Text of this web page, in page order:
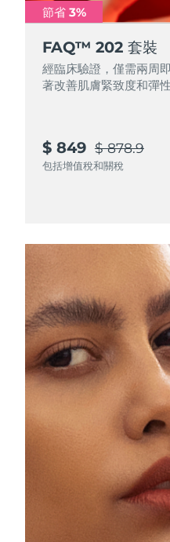
節省 3%
FAQ™ 202 套裝
經臨床驗證，僅需兩周
著改善肌膚緊致度和彈性
$ 849 $ 878.9
包括增值稅和關稅
中國澳門特別行政區
馬來西亞
馬爾他
摩納哥
紐西蘭
挪威
阿曼
菲律賓
波蘭
葡萄牙